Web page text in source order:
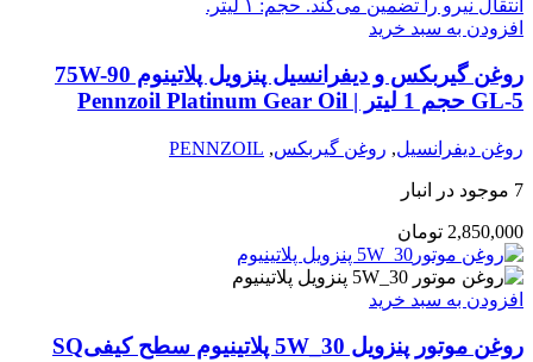
افزودن به سبد خرید
روغن گیربکس و دیفرانسیل پنزویل پلاتینوم 75W-90
GL-5 حجم 1 لیتر | Pennzoil Platinum Gear Oil
روغن دیفرانسیل, روغن گیربکس,
PENNZOIL
7 موجود در انبار
2,850,000 تومان
افزودن به سبد خرید
روغن موتور پنزویل 5W_30 پلاتینیوم سطح کیفیSQ